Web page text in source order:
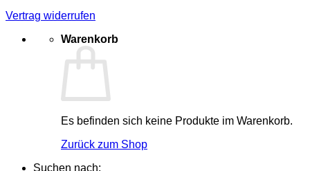
Vertrag widerrufen
Warenkorb
Es befinden sich keine Produkte im Warenkorb.
Zurück zum Shop
Suchen nach: